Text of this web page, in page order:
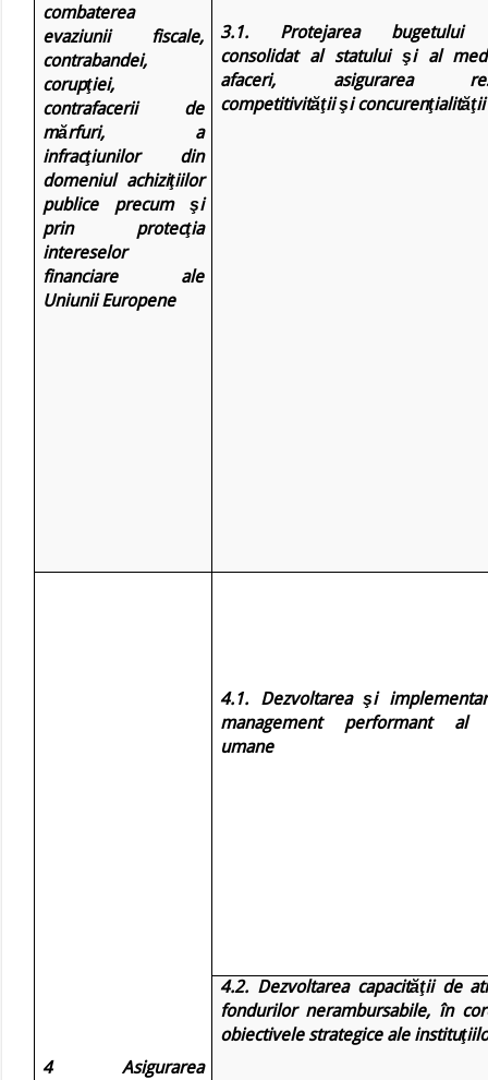
combaterea
evaziunii fiscale,
contrabandei,
corupţiei,
contrafacerii de
mărfuri, a
infracţiunilor din
domeniul achiziţiilor
publice precum şi
prin protecţia
intereselor
financiare ale
Uniunii Europene
3.1. Protejarea bugetului
consolidat al statului şi al
afaceri, asigurarea
competitivităţii şi concurenţialităţii
4 Asigurarea
4.1. Dezvoltarea şi
management performant al
umane
4.2. Dezvoltarea capacităţii de
fondurilor nerambursabile, în
obiectivele strategice ale